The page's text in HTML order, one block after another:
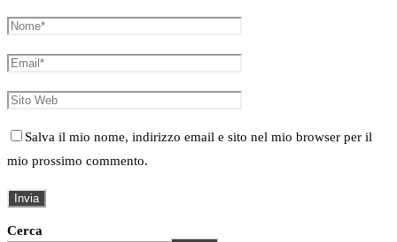
Salva il mio nome, indirizzo email e sito nel mio browser per il
mio prossimo commento.
Cerca